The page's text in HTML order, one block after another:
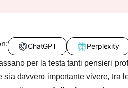
ChatGPT Perplexity
per la testa tanti pensieri
sia davvero importante vivere, tra